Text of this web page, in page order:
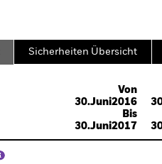
Sicherheiten Übersicht
Von
30.Juni2016
Bis
30.Juni2017